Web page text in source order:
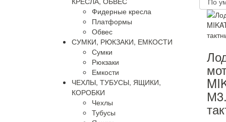
Фидерные кресла
Платформы
Обвес
СУМКИ, РЮКЗАКИ, ЕМКОСТИ
Сумки
Рюкзаки
Емкости
ЧЕХЛЫ, ТУБУСЫ, ЯЩИКИ,
КОРОБКИ
Чехлы
Тубусы